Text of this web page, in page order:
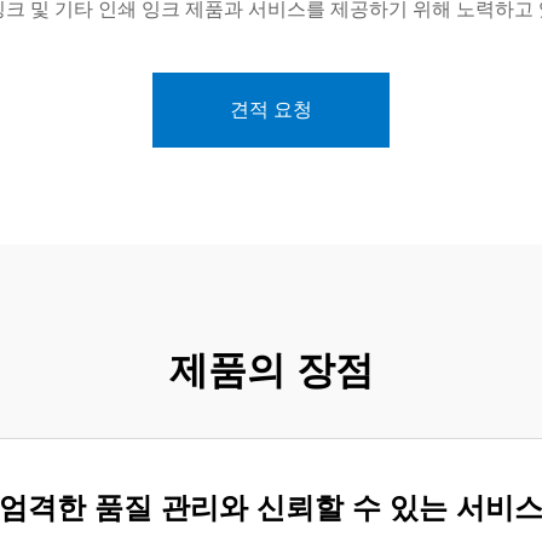
및 기타 인쇄 잉크 제품과 서비스를 제공하기 위해 노력하고
견적 요청
제품의 장점
엄격한 품질 관리와 신뢰할 수 있는 서비스